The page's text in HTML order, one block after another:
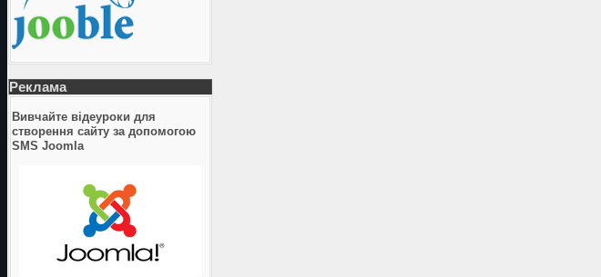
Реклама
Вивчайте відеуроки для
створення сайту за допомогою
SMS Joomla